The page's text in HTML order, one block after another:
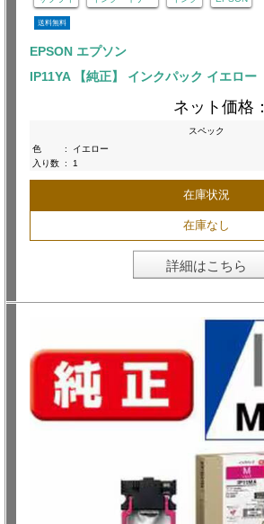
送料無料
EPSON エプソン
IP11YA 【純正】 インクパック イエロー
ネット価格：
スペック
色
:
イエロー
入り数 : 1
在庫状況
在庫なし
詳細はこちら